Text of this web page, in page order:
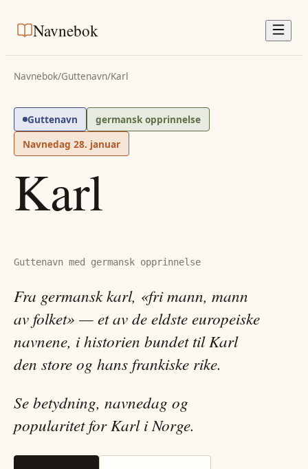
Navnebok
Navnebok/Guttenavn/Karl
Guttenavn
germansk opprinnelse
Navnedag 28. januar
Karl
Guttenavn med germansk opprinnelse
Fra germansk karl, «fri mann, mann
av folket» — et av de eldste europeiske
navnene, i historien bundet til Karl
den store og hans frankiske rike.
Se betydning, navnedag og
popularitet for Karl i Norge.